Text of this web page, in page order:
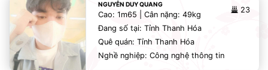
NGUYỄN DUY QUANG
23
Cao: 1m65 | Cân nặng: 49kg
Đang số tại: Tỉnh Thanh Hóa
Quê quán: Tỉnh Thanh Hóa
Nghề nghiệp: Công nghệ thông tin